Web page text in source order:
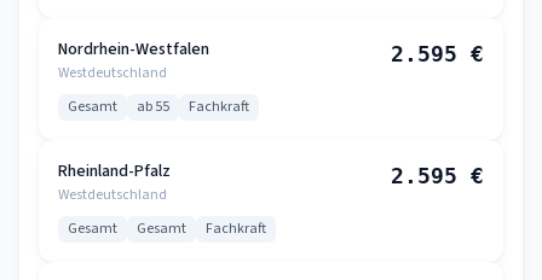
Nordrhein-Westfalen
Westdeutschland
2.595 €
Gesamt ab 55 Fachkraft
Rheinland-Pfalz
Westdeutschland
2.595 €
Gesamt Gesamt Fachkraft